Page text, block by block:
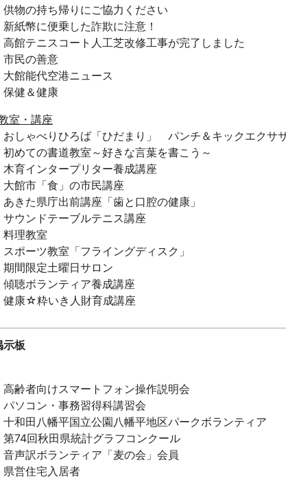
供物の持ち帰りにご協力ください
新紙幣に便乗した詐欺に注意！
高館テニスコート人工芝改修工事が完了しました
市民の善意
大館能代空港ニュース
保健＆健康
室・講座
おしゃべりひろば「ひだまり」 パンチ＆キックエクサ
初めての書道教室～好きな言葉を書こう～
木育インタープリター養成講座
大館市「食」の市民講座
あきた県庁出前講座「歯と口腔の健康」
サウンドテーブルテニス講座
料理教室
スポーツ教室「フライングディスク」
期間限定土曜日サロン
傾聴ボランティア養成講座
健康☆粋いき人財育成講座
示板
高齢者向けスマートフォン操作説明会
パソコン・事務習得科講習会
十和田八幡平国立公園八幡平地区パークボランティア
第74回秋田県統計グラフコンクール
音声訳ボランティア「麦の会」会員
県営住宅入居者